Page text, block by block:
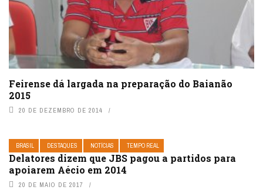
Feirense dá largada na preparação do Baianão
2015
20 DE DEZEMBRO DE 2014
BRASIL DESTAQUES NOTÍCIAS TEMPO REAL
Delatores dizem que JBS pagou a partidos para
apoiarem Aécio em 2014
20 DE MAIO DE 2017